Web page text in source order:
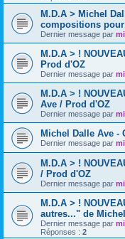
M.D.A > Michel
compositions
Dernier message par
M.D.A > !
Prod d'OZ
Dernier message par
M.D.A > !
Ave / Prod d'OZ
Dernier message par
Michel Dalle Ave -
Dernier message par
M.D.A > !
/ Prod d'OZ
Dernier message par
M.D.A > !
autres..." de
Dernier message par
Réponses : 2